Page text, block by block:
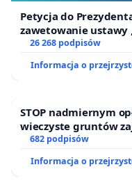
doświadczonych
sektorem
branżach
Nie tak dawno –
i jej wpływu na świat
Petycja do
zawetowanie ustawy
26 268 podpisów
Informacja o
STOP nadmiernym
wieczyste gruntów
ogrody działkowe.
682 podpisów
Informacja o